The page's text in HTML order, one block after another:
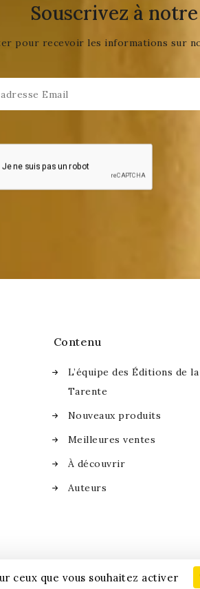
Souscrivez à
pour recevoir les informations sur
Contenu
L’équipe des Éditions de la
Tarente
Nouveaux produits
Meilleures ventes
À découvrir
Auteurs
ceux que vous souhaitez activer